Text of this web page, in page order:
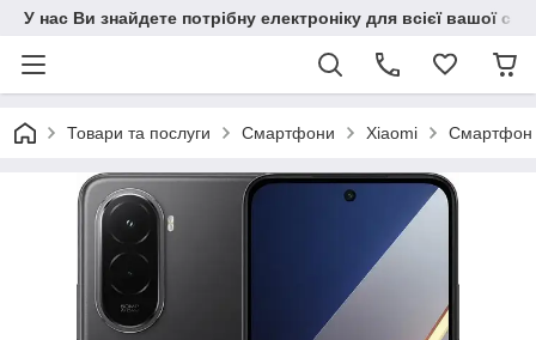
У нас Ви знайдете потрібну електроніку для всієї вашої
Товари та послуги Смартфони Xiaomi Смартфон